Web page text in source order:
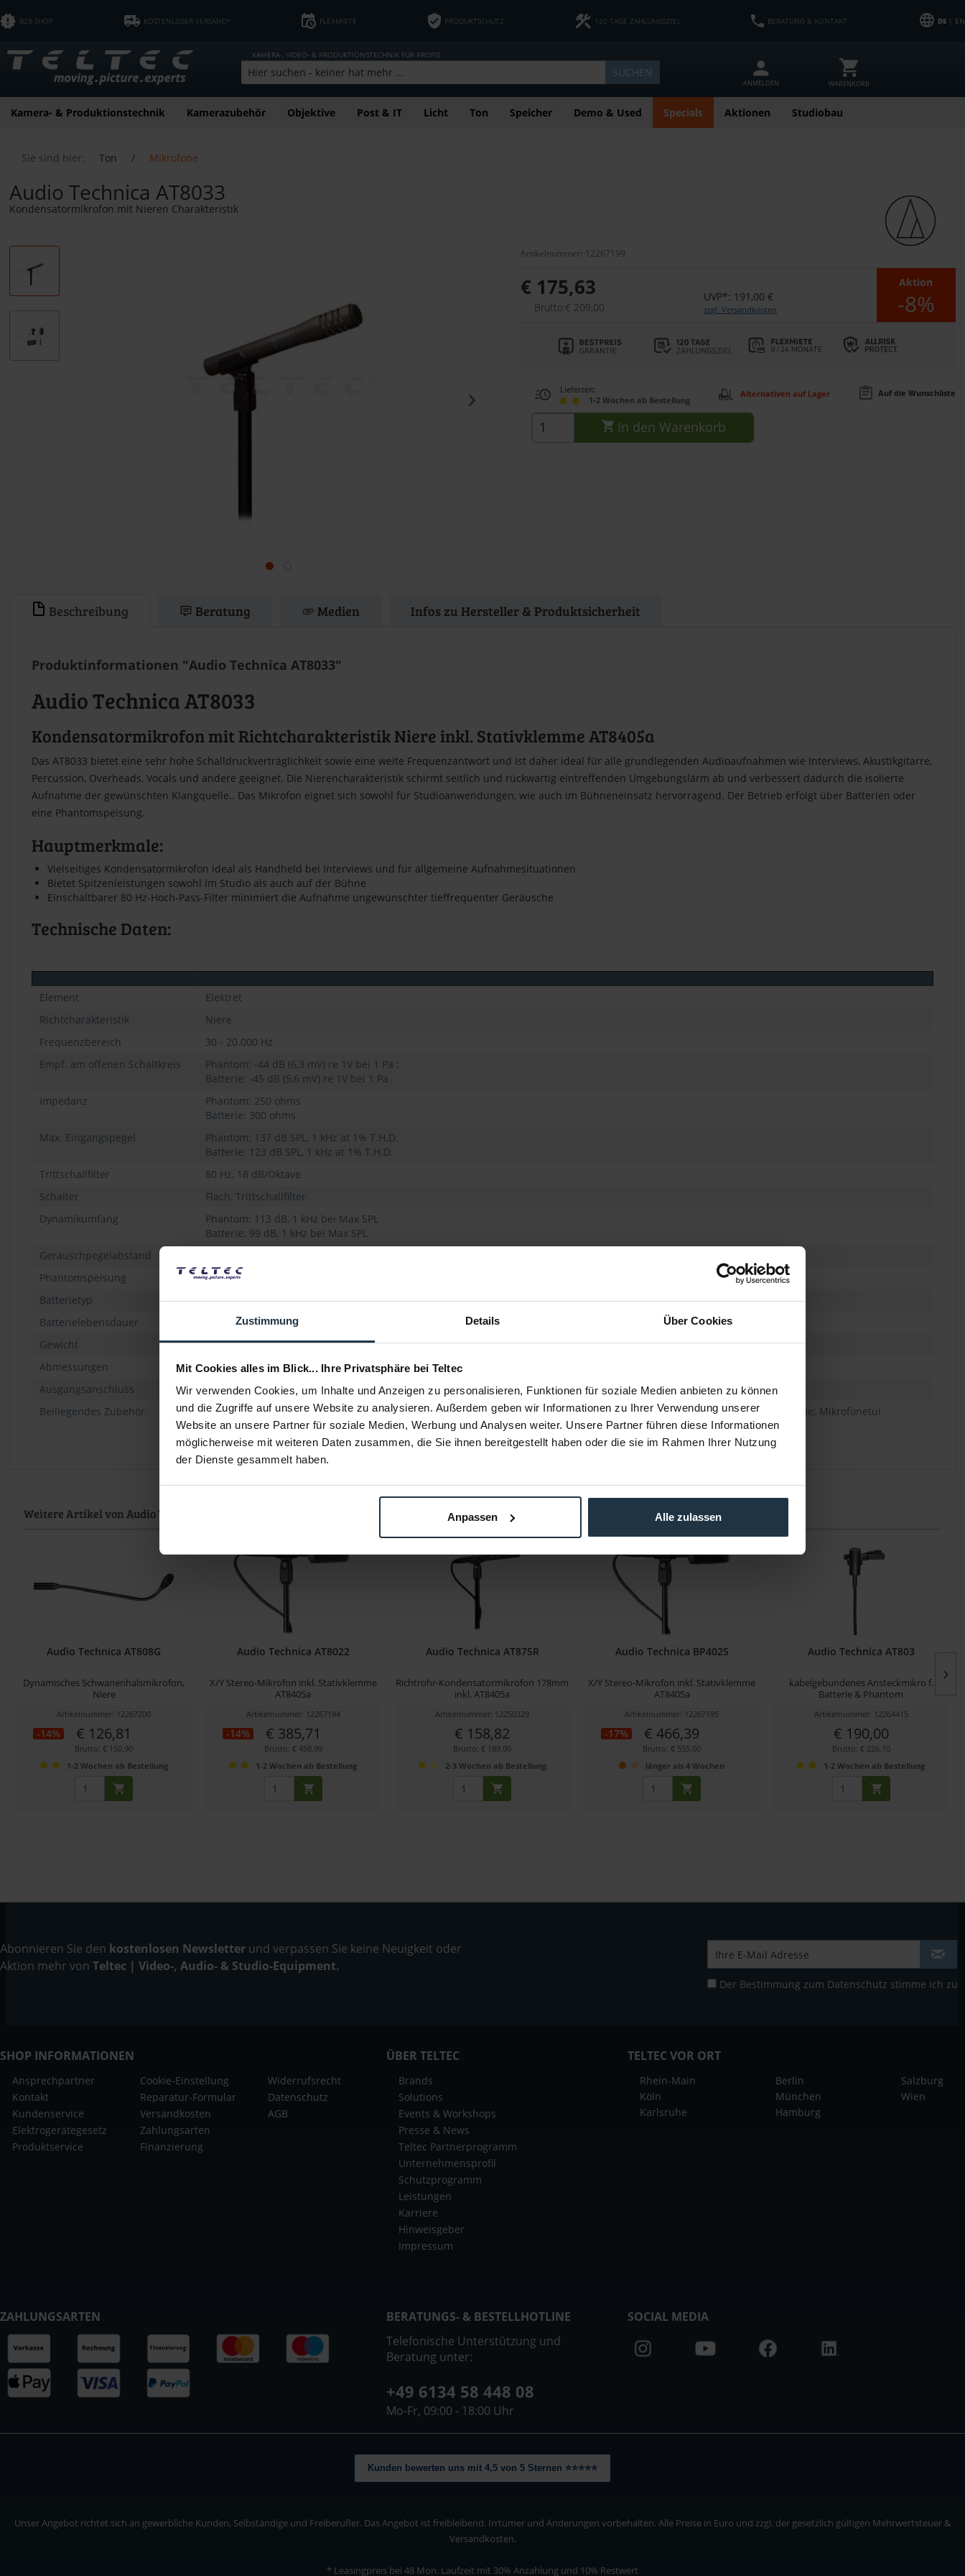
Zustimmung Details Über Cookies
Mit Cookies alles im Blick... Ihre Privatsphäre bei Teltec
Wir verwenden Cookies, um Inhalte und Anzeigen zu personalisieren, Funktionen für soziale Medien anbieten zu können
und die Zugriffe auf unsere Website zu analysieren. Außerdem geben wir Informationen zu Ihrer Verwendung unserer
Website an unsere Partner für soziale Medien, Werbung und Analysen weiter. Unsere Partner führen diese Informationen
möglicherweise mit weiteren Daten zusammen, die Sie ihnen bereitgestellt haben oder die sie im Rahmen Ihrer Nutzung
der Dienste gesammelt haben.
Anpassen Alle zulassen
B2B SHOP KOSTENLOSER VERSAND* FLEXMIETE PRODUKTSCHUTZ 120 TAGE ZAHLUNGSZIEL BERATUNG & KONTAKT DE| EN
KAMERA-, VIDEO- & PRODUKTIONSTECHNIK FÜR PROFIS
SUCHEN
ANMELDEN WARENKORB
Kamera- & Produktionstechnik Kamerazubehör Objektive Post & IT Licht Ton Speicher Demo & Used Specials Aktionen Studiobau
Sie sind hier: Ton / Mikrofone
Audio Technica AT8033
Kondensatormikrofon mit Nieren Charakteristik
Artikelnummer: 12267199
€ 175,63
Brutto:€ 209,00
UVP*: 191,00 €
zzgl. Versandkosten
Aktion
-8%
Lieferzeit:
1-2 Wochen ab Bestellung
Alternativen auf Lager Auf die Wunschliste
In den Warenkorb
Beschreibung Beratung Medien Infos zu Hersteller & Produktsicherheit
Produktinformationen "Audio Technica AT8033"
Audio Technica AT8033
Kondensatormikrofon mit Richtcharakteristik Niere inkl. Stativklemme AT8405a
Das AT8033 bietet eine sehr hohe Schalldruckverträglichkeit sowie eine weite Frequenzantwort und ist daher ideal für alle grundlegenden Audioaufnahmen wie Interviews, Akustikgitarre,
Percussion, Overheads, Vocals und andere geeignet. Die Nierencharakteristik schirmt seitlich und rückwartig eintreffenden Umgebungslärm ab und verbessert dadurch die isolierte
Aufnahme der gewünschten Klangquelle.. Das Mikrofon eignet sich sowohl für Studioanwendungen, wie auch im Bühneneinsatz hervorragend. Der Betrieb erfolgt über Batterien oder
eine Phantomspeisung.
Hauptmerkmale:
Vielseitiges Kondensatormikrofon ideal als Handheld bei Interviews und für allgemeine Aufnahmesituationen
Bietet Spitzenleistungen sowohl im Studio als auch auf der Bühne
Einschaltbarer 80 Hz-Hoch-Pass-Filter minimiert die Aufnahme ungewünschter tieffrequenter Geräusche
Technische Daten:
Element
Elektret
Richtcharakteristik
Niere
Frequenzbereich
30 - 20.000 Hz
Empf. am offenen Schaltkreis
Phantom: -44 dB (6,3 mV) re 1V bei 1 Pa ;
Batterie: -45 dB (5,6 mV) re 1V bei 1 Pa
Impedanz
Phantom: 250 ohms
Batterie: 300 ohms
Max. Eingangspegel
Phantom: 137 dB SPL, 1 kHz at 1% T.H.D.
Batterie: 123 dB SPL, 1 kHz at 1% T.H.D.
Trittschallfilter
80 Hz, 18 dB/Oktave
Schalter
Flach, Trittschallfilter
Dynamikumfang
Phantom: 113 dB, 1 kHz bei Max SPL
Batterie: 99 dB, 1 kHz bei Max SPL
Geräuschpegelabstand
Phantomspeisung
11-52V DC, 2 mA typical
Batterietyp
1.5V AA/UM3
Batterielebensdauer
0.4 mA / 1200 hours typical (alkaline)
Gewicht
159 g
Abmessungen
194,2 mm lang, Durchmesser 26 mm Kopfdurchmesser
Ausgangsanschluss
Integraler 3-Pin Anschluss, Typ XLRM
Beiliegendes Zubehör
AT8405a Stativadapter für Stative mit 5/8"-27 Gewinde; 5/8"-27 auf 3/8"-16 Gewindeadapter; AT8136 Windschutzfilter; Batterie; Mikrofonetui
Weitere Artikel von Audio Technica ansehen
Audio Technica AT808G
Dynamisches Schwanenhalsmikrofon,
Niere
Artikelnummer: 12267200
-14% € 126,81
Brutto: € 150,90
1-2 Wochen ab Bestellung
Audio Technica AT8022
X/Y Stereo-Mikrofon inkl. Stativklemme
AT8405a
Artikelnummer: 12267194
-14% € 385,71
Brutto: € 458,99
1-2 Wochen ab Bestellung
Audio Technica AT875R
Richtrohr-Kondensatormikrofon 178mm
inkl. AT8405a
Artikelnummer: 12250329
€ 158,82
Brutto: € 189,00
2-3 Wochen ab Bestellung
Audio Technica BP4025
X/Y Stereo-Mikrofon inkl. Stativklemme
AT8405a
Artikelnummer: 12267195
-17% € 466,39
Brutto: € 555,00
länger als 4 Wochen
Audio Technica AT803
kabelgebundenes Ansteckmikro f.
Batterie & Phantom
Artikelnummer: 12264415
€ 190,00
Brutto: € 226,10
1-2 Wochen ab Bestellung
Abonnieren Sie den kostenlosen Newsletter und verpassen Sie keine Neuigkeit oder
Aktion mehr von Teltec | Video-, Audio- & Studio-Equipment.
Der Bestimmung zum Datenschutz stimme ich zu
SHOP INFORMATIONEN
Ansprechpartner
Kontakt
Kundenservice
Elektrogerätegesetz
Produktservice
Cookie-Einstellung
Reparatur-Formular
Versandkosten
Zahlungsarten
Finanzierung
Widerrufsrecht
Datenschutz
AGB
ÜBER TELTEC
Brands
Solutions
Events & Workshops
Presse & News
Teltec Partnerprogramm
Unternehmensprofil
Schutzprogramm
Leistungen
Karriere
Hinweisgeber
Impressum
TELTEC VOR ORT
Rhein-Main
Köln
Karlsruhe
Berlin
München
Hamburg
Salzburg
Wien
ZAHLUNGSARTEN
BERATUNGS- & BESTELLHOTLINE
Telefonische Unterstützung und
Beratung unter:
+49 6134 58 448 08
Mo-Fr, 09:00 - 18:00 Uhr
SOCIAL MEDIA
Kunden bewerten uns mit 4,5 von 5 Sternen ⭐⭐⭐⭐⭐
Unser Angebot richtet sich an gewerbliche Kunden, Selbständige und Freiberufler. Das Angebot ist freibleibend. Irrtümer und Änderungen vorbehalten. Alle Preise in Euro und zzgl. der gesetzlich gültigen Mehrwertsteuer &
Versandkosten.
* Leasingpreis bei 48 Mon. Laufzeit mit 30% Anzahlung und 10% Restwert